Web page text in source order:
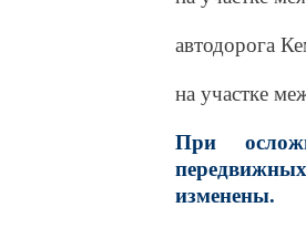
автодорога
на участке
При
изменены.